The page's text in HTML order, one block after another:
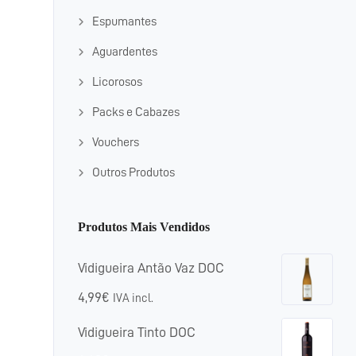
Espumantes
Aguardentes
Licorosos
Packs e Cabazes
Vouchers
Outros Produtos
Produtos Mais Vendidos
Vidigueira Antão Vaz DOC
4,99€ IVA incl.
Vidigueira Tinto DOC